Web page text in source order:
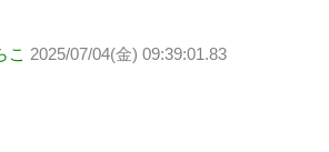
こ 2025/07/04(金) 09:39:01.83